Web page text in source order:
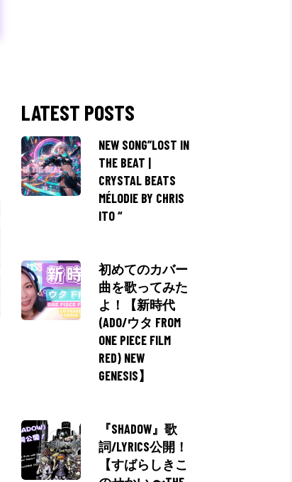
LATEST POSTS
NEW SONG”LOST IN
THE BEAT |
CRYSTAL BEATS
MÉLODIE BY CHRIS
ITO “
初めてのカバー
曲を歌ってみた
よ！【新時代
(ADO/ウタ FROM
ONE PIECE FILM
RED) NEW
GENESIS】
『SHADOW』歌
詞/LYRICS公開！
【すばらしきこ